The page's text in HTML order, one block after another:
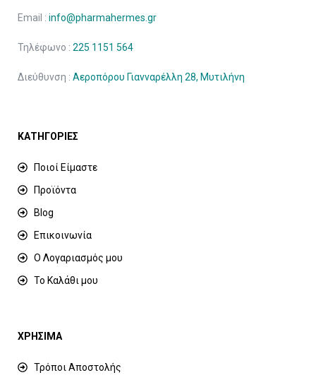
Email : info@pharmahermes.gr
Τηλέφωνο : 225 1151 564
Διεύθυνση : Αεροπόρου Γιανναρέλλη 28, Μυτιλήνη
ΚΑΤΗΓΟΡΙΕΣ
Ποιοί Είμαστε
Προϊόντα
Blog
Επικοινωνία
Ο Λογαριασμός μου
Το Καλάθι μου
ΧΡΗΣΙΜΑ
Τρόποι Αποστολής